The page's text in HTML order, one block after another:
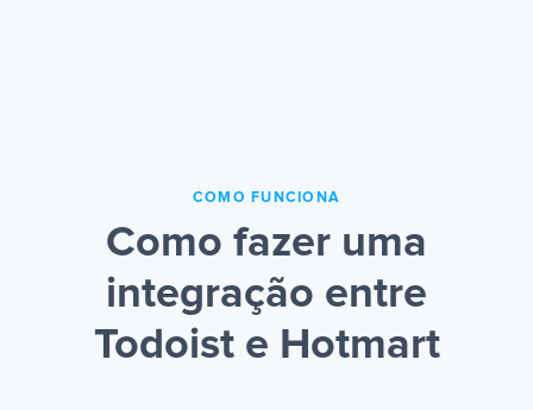
COMO FUNCIONA
Como fazer uma
integração entre
Todoist e Hotmart